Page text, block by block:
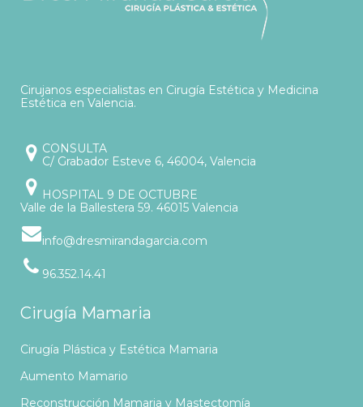
Cirujanos especialistas en Cirugía Estética y Medicina
Estética en Valencia.
CONSULTA
C/ Grabador Esteve 6, 46004, Valencia
HOSPITAL 9 DE OCTUBRE
Valle de la Ballestera 59. 46015 Valencia
info@dresmirandagarcia.com
96.352.14.41
Cirugía Mamaria
Cirugía Plástica y Estética Mamaria
Aumento Mamario
Reconstrucción Mamaria y Mastectomía